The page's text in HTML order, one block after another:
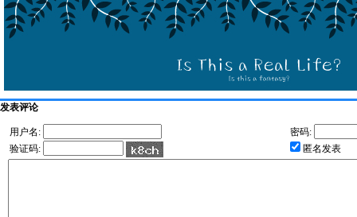
发表评论
用户名:
密码:
验证码:
匿名发表